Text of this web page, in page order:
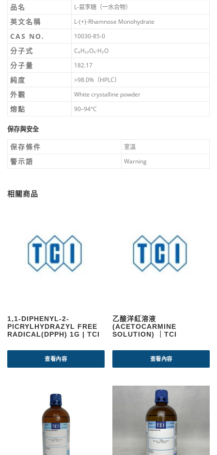
品名 L-鼠李糖（一水合物）
英文名稱 L-(+)-Rhamnose Monohydrate
CAS NO. 10030-85-0
分子式 C₆H₁₂O₅·H₂O
分子量 182.17
純度 >98.0%（HPLC）
外觀 White crystalline powder
熔點 90–94°C
保存與安全
保存條件 室溫
警示語 Warning
相關商品
1,1-DIPHENYL-2-
PICRYLHYDRAZYL FREE
RADICAL(DPPH) 1G | TCI
查看內容
乙酸洋紅溶液
(ACETOCARMINE
SOLUTION) ｜TCI
查看內容